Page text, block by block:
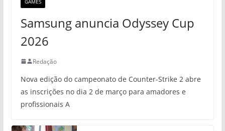
GAMES
Samsung anuncia Odyssey Cup
2026
Redação
Nova edição do campeonato de Counter-Strike 2 abre
as inscrições no dia 2 de março para amadores e
profissionais A